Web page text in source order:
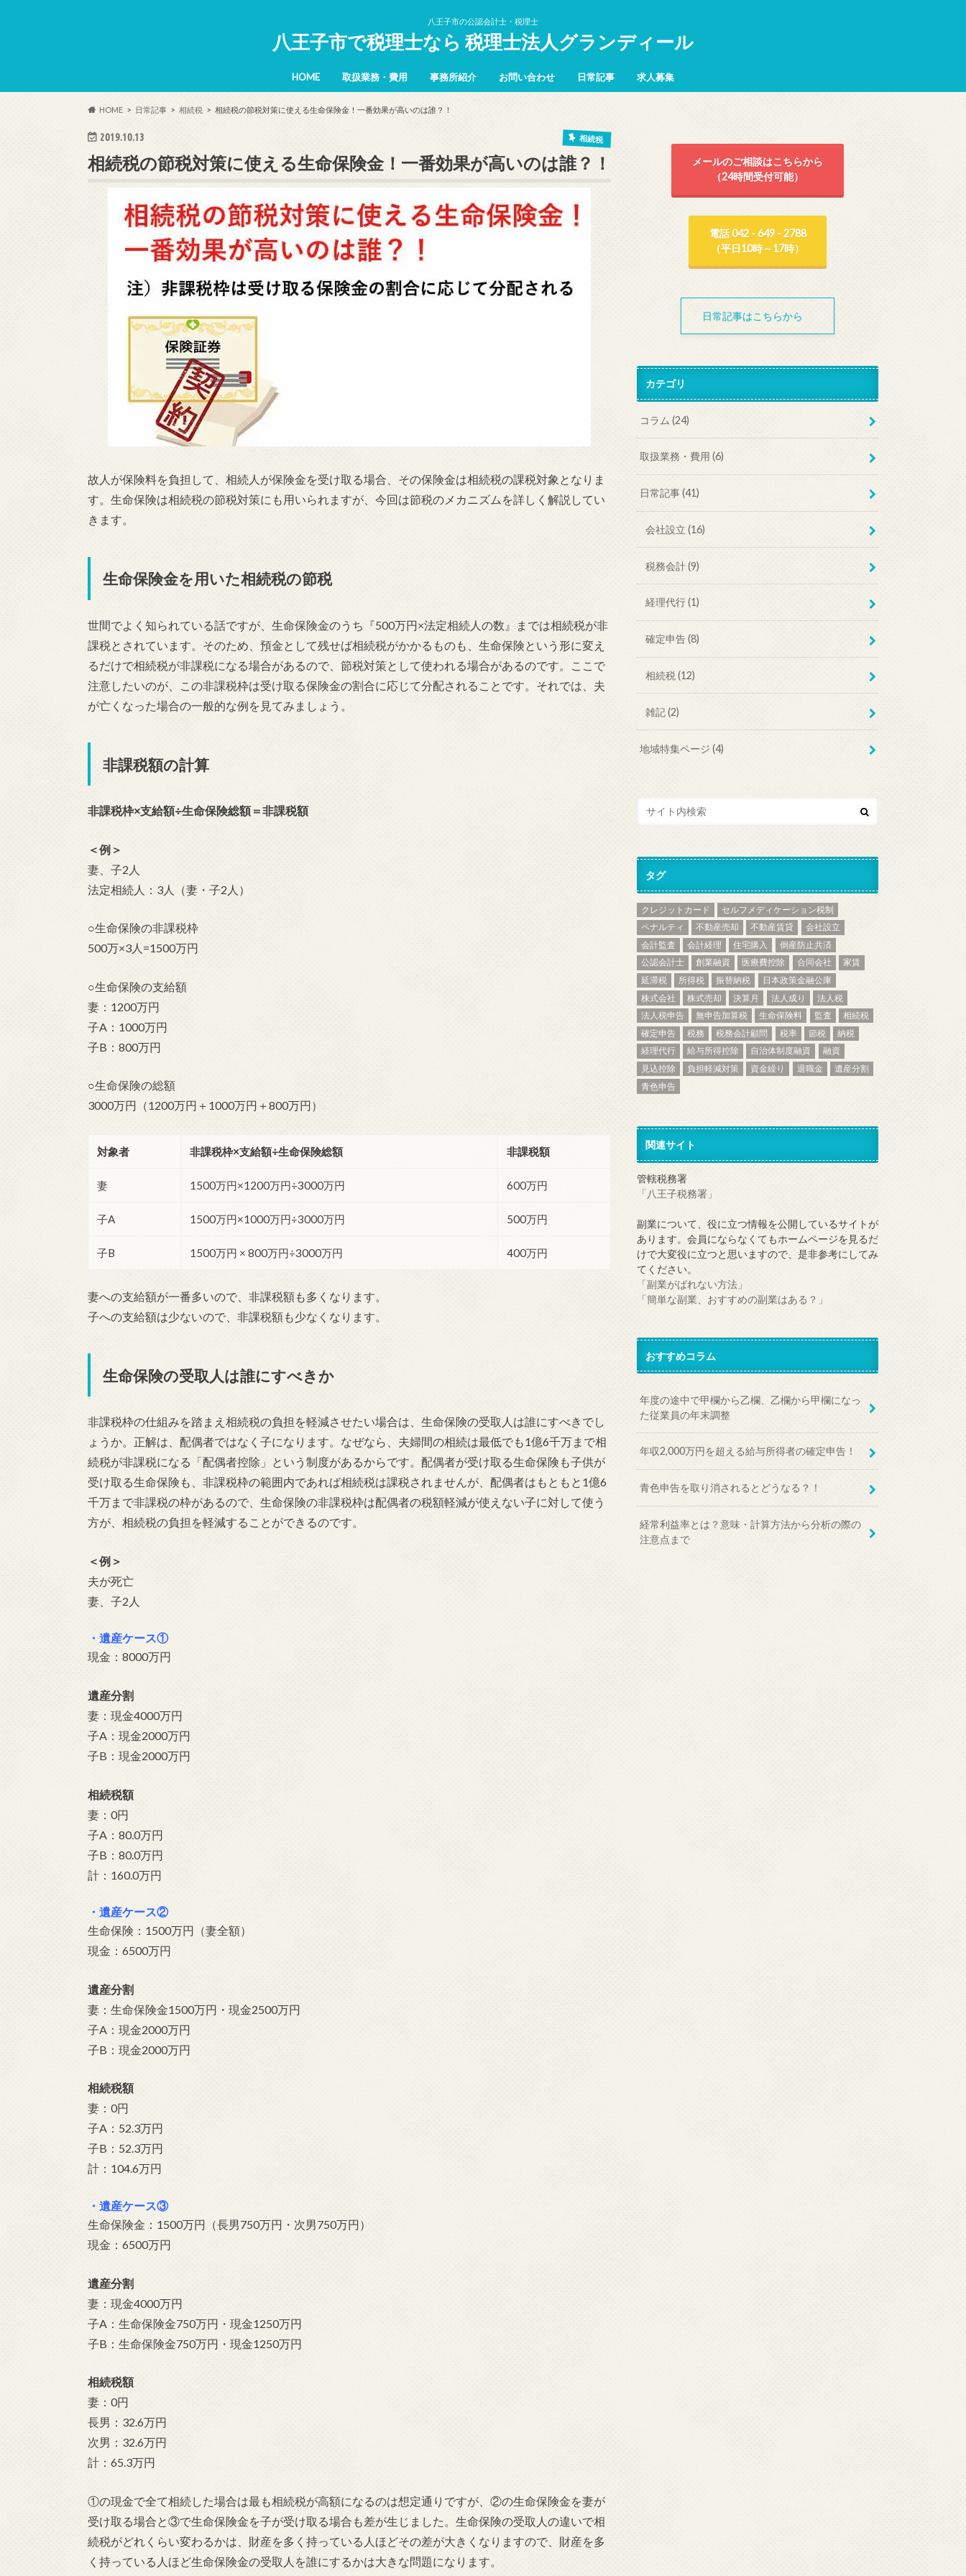
八王子市の公認会計士・税理士
八王子市で税理士なら 税理士法人グランディール
HOME 取扱業務・費用 事務所紹介 お問い合わせ 日常記事 求人募集
HOME 日常記事 相続税 相続税の節税対策に使える生命保険金！一番効果が高いのは誰？！
2019.10.13 相続税
相続税の節税対策に使える生命保険金！一番効果が高いのは誰？！
故人が保険料を負担して、相続人が保険金を受け取る場合、その保険金は相続税の課税対象となりま
す。生命保険は相続税の節税対策にも用いられますが、今回は節税のメカニズムを詳しく解説してい
きます。
生命保険金を用いた相続税の節税
世間でよく知られている話ですが、生命保険金のうち『500万円×法定相続人の数』までは相続税が非
課税とされています。そのため、預金として残せば相続税がかかるものも、生命保険という形に変え
るだけで相続税が非課税になる場合があるので、節税対策として使われる場合があるのです。ここで
注意したいのが、この非課税枠は受け取る保険金の割合に応じて分配されることです。それでは、夫
が亡くなった場合の一般的な例を見てみましょう。
非課税額の計算
非課税枠×支給額÷生命保険総額＝非課税額
＜例＞
妻、子2人
法定相続人：3人（妻・子2人）
○生命保険の非課税枠
500万×3人=1500万円
○生命保険の支給額
妻：1200万円
子A：1000万円
子B：800万円
○生命保険の総額
3000万円（1200万円＋1000万円＋800万円）
対象者 非課税枠×支給額÷生命保険総額 非課税額
妻 1500万円×1200万円÷3000万円 600万円
子A 1500万円×1000万円÷3000万円 500万円
子B 1500万円 × 800万円÷3000万円 400万円
妻への支給額が一番多いので、非課税額も多くなります。
子への支給額は少ないので、非課税額も少なくなります。
生命保険の受取人は誰にすべきか
非課税枠の仕組みを踏まえ相続税の負担を軽減させたい場合は、生命保険の受取人は誰にすべきでし
ょうか。正解は、 配偶者ではなく子になります。なぜなら、夫婦間の相続は最低でも1億6千万まで相
続税が非課税になる「配偶者控除」 という制度があるからです。配偶者が受け取る生命保険も子供が
受け取る生命保険も、非課税枠の範囲内であれば相続税は課税されませんが、配偶者はもともと1億6
千万まで非課税の枠があるので、生命保険の非課税枠は配偶者の税額軽減が使えない子に対して使う
方が、相続税の負担を軽減することができるのです。
＜例＞
夫が死亡
妻、子2人
・ 遺産ケース①
現金：8000万円
遺産分割
妻：現金4000万円
子A：現金2000万円
子B：現金2000万円
相続税額
妻：0円
子A：80.0万円
子B：80.0万円
計：160.0万円
・遺産ケース②
生命保険：1500万円（妻全額）
現金：6500万円
遺産分割
妻：生命保険金1500万円・現金2500万円
子A：現金2000万円
子B：現金2000万円
相続税額
妻：0円
子A：52.3万円
子B：52.3万円
計：104.6万円
・遺産ケース③
生命保険金：1500万円（長男750万円・次男750万円）
現金：6500万円
遺産分割
妻：現金4000万円
子A：生命保険金750万円・現金1250万円
子B：生命保険金750万円・現金1250万円
相続税額
妻：0円
長男：32.6万円
次男：32.6万円
計：65.3万円
①の現金で全て相続した場合は最も相続税が高額になるのは想定通りですが、②の生命保険金を妻が
受け取る場合と③で生命保険金を子が受け取る場合も差が生じました。生命保険の受取人の違いで相
続税がどれくらい変わるかは、財産を多く持っている人ほどその差が大きくなりますので、財産を多
く持っている人ほど生命保険金の受取人を誰にするかは大きな問題になります。
メールのご相談はこちらから
（24時間受付可能）
電話 042 - 649 - 2788
（平日10時～17時）
日常記事はこちらから
カテゴリ
コラム(24)
取扱業務・費用(6)
日常記事(41)
会社設立 (16)
税務会計(9)
経理代行(1)
確定申告(8)
相続税 (12)
雑記(2)
地域特集ページ(4)
タグ
クレジットカード
セルフメディケーション税制
ペナルティ
不動産売却 不動産賃貸
会社設立
会計監査
会計経理 住宅購入
倒産防止共済
公認会計士
創業融資 医療費控除 合同会社
家賃
延滞税
所得税 振替納税
日本政策金融公庫
株式会社
株式売却 決算月 法人成り
法人税
法人税申告
無申告加算税 生命保険料 監査
相続税
確定申告
税務 税務会計顧問 税率 節税
納税
経理代行
給与所得控除 自治体制度融資
融資
見込控除
負担軽減対策 資金繰り 退職金
遺産分割
青色申告
関連サイト
管轄税務署
「八王子税務署」
副業について、役に立つ情報を公開しているサイトが
あります。会員にならなくてもホームページを見るだ
けで大変役に立つと思いますので、是非参考にしてみ
てください。
「副業がばれない方法」
「簡単な副業、おすすめの副業はある？」
おすすめコラム
年度の途中で甲欄から乙欄、乙欄から甲欄になっ
た従業員の年末調整
年収2,000万円を超える給与所得者の確定申告！
青色申告を取り消されるとどうなる？！
経常利益率とは？意味・計算方法から分析の際の
注意点まで